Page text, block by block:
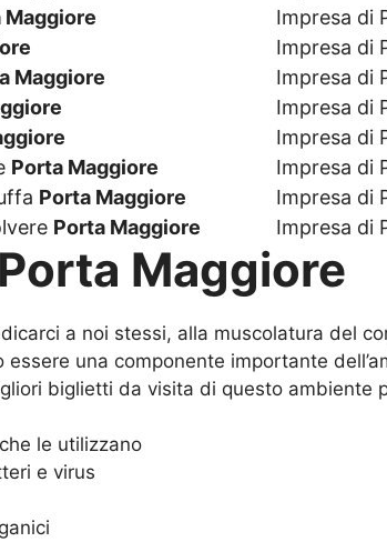
Maggiore
Maggiore
Porta Maggiore
Porta Maggiore
Porta Maggiore
Impresa di
Impresa di
Impresa di
Impresa di
Impresa di
Impresa di
Impresa di
Impresa di
Maggiore
a noi stessi, alla muscolatura del
essere una componente importante
biglietti da visita di questo ambiente
le utilizzano
e virus